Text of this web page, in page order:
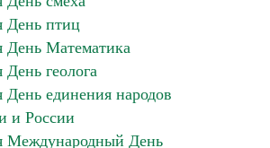
День птиц
День Математика
День геолога
День единения народов
и России
Международный День